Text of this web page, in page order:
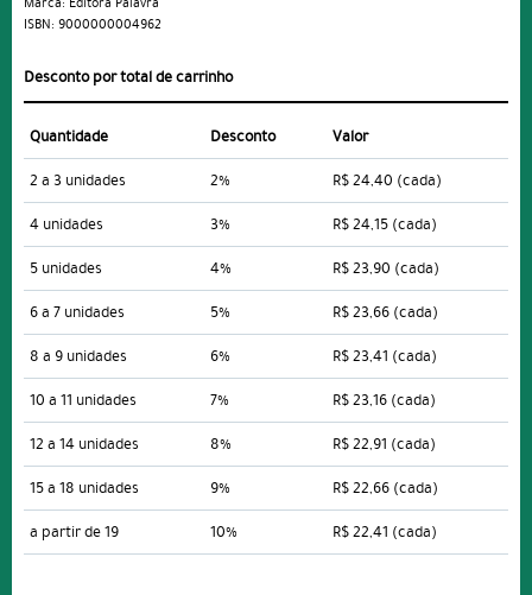
ISBN: 9000000004962
Desconto por total de carrinho
Quantidade Desconto
Valor
2 a 3 unidades
2% R$ 24,40 (cada)
4 unidades
3% R$ 24,15 (cada)
5 unidades
4% R$ 23,90 (cada)
6 a 7 unidades
5% R$ 23,66 (cada)
8 a 9 unidades
6% R$ 23,41 (cada)
10 a 11 unidades
7% R$ 23,16 (cada)
12 a 14 unidades
8% R$ 22,91 (cada)
15 a 18 unidades
9% R$ 22,66 (cada)
a partir de 19
10% R$ 22,41 (cada)